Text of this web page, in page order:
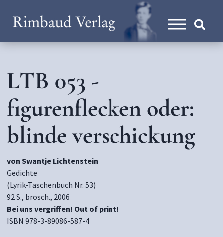
LTB 053 -
figurenflecken oder:
blinde verschickung
von Swantje Lichtenstein
Gedichte
(Lyrik-Taschenbuch Nr. 53)
92 S., brosch., 2006
Bei uns vergriffen! Out of print!
ISBN 978-3-89086-587-4